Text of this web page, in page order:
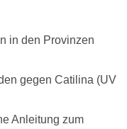
in den Provinzen
gegen Catilina (UV
Anleitung zum